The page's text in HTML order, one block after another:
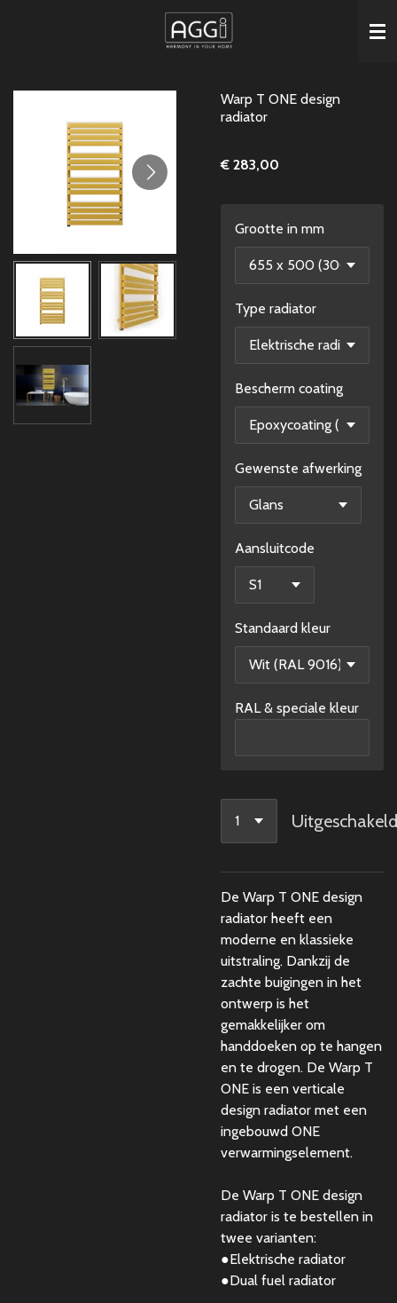
Warp T ONE design
radiator
€ 283,00
Grootte in mm
Type radiator
Bescherm coating
Gewenste afwerking
Aansluitcode
Standaard kleur
RAL & speciale kleur
Uitgeschakeld
De Warp T ONE design
radiator heeft een
moderne en klassieke
uitstraling. Dankzij de
zachte buigingen in het
ontwerp is het
gemakkelijker om
handdoeken op te hangen
en te drogen. De Warp T
ONE is een verticale
design radiator met een
ingebouwd ONE
verwarmingselement.
De Warp T ONE design
radiator is te bestellen in
twee varianten:
●Elektrische radiator
●Dual fuel radiator